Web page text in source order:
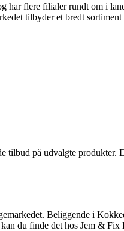
har flere filialer rundt om i
tilbyder et bredt
på udvalgte produkter.
Beliggende i
du finde det hos Jem & Fix